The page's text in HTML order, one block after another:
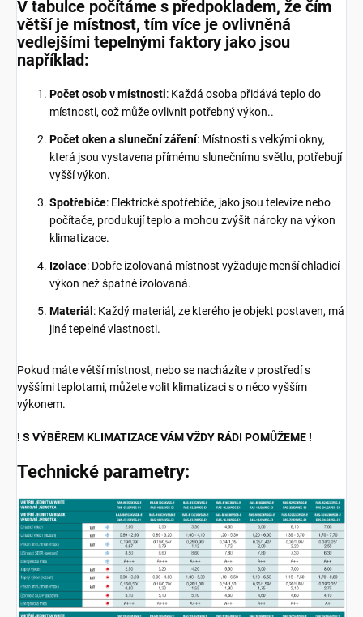
V tabulce počítáme s předpokladem, že čím
větší je místnost, tím více je ovlivněná
vedlejšími tepelnými faktory jako jsou
například:
Počet osob v místnosti: Každá osoba přidává teplo do
místnosti, což může ovlivnit potřebný výkon..
Počet oken a sluneční záření: Místnosti s velkými okny,
která jsou vystavena přímému slunečnímu světlu, potřebují
vyšší výkon.
Spotřebiče: Elektrické spotřebiče, jako jsou televize nebo
počítače, produkují teplo a mohou zvýšit nároky na výkon
klimatizace.
Izolace: Dobře izolovaná místnost vyžaduje menší chladicí
výkon než špatně izolovaná.
Materiál : Každý materiál, ze kterého je objekt postaven, má
jiné tepelné vlastnosti.
Pokud máte větší místnost, nebo se nacházíte v prostředí s
vyššími teplotami, můžete volit klimatizaci s o něco vyšším
výkonem.
! S VÝBĚREM KLIMATIZACE VÁM VŽDY RÁDI POMŮŽEME !
Technické parametry: